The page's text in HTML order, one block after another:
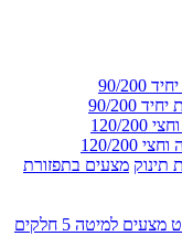
90/200
200
תינוק מצעים בתפזורת
מצעים למיטה 5 חלקים